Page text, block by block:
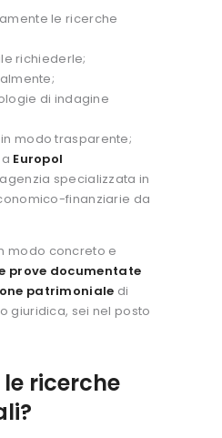
le ricerche
richiederle;
di indagine
modo trasparente;
Europol
specializzata in
finanziarie da
modo concreto e
prove documentate
patrimoniale di
giuridica, sei nel posto
ricerche